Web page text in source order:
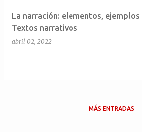
La narración: elementos,
Textos narrativos
abril 02, 2022
MÁS ENTRADAS